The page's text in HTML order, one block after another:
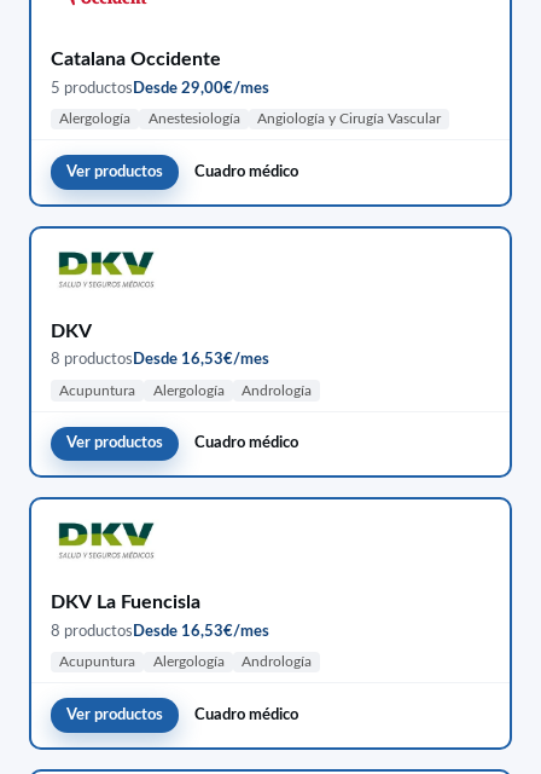
Catalana Occidente
5 productos Desde 29,00€/mes
Alergología Anestesiología Angiología y Cirugía Vascular
Ver productos Cuadro médico
DKV
8 productos Desde 16,53€/mes
Acupuntura Alergología Andrología
Ver productos Cuadro médico
DKV La Fuencisla
8 productos Desde 16,53€/mes
Acupuntura Alergología Andrología
Ver productos Cuadro médico